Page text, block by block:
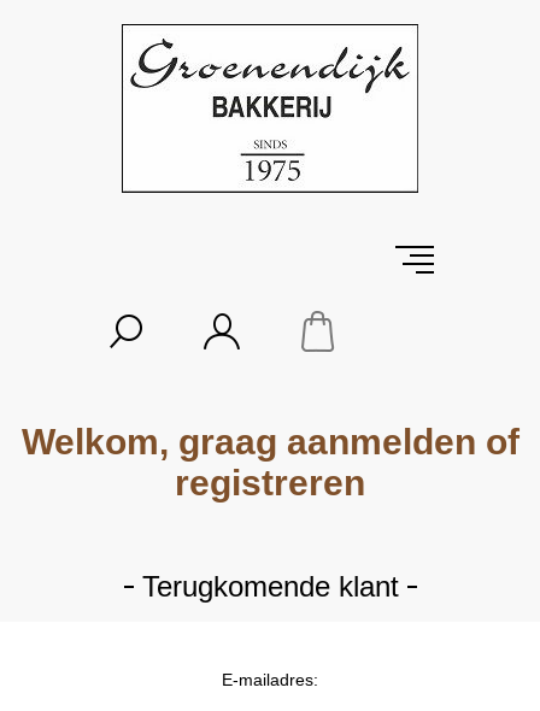
Welkom, graag aanmelden of
registreren
Terugkomende klant
E-mailadres: